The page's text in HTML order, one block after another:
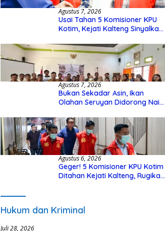
Agustus 7, 2026
Usai Tahan 5 Komisioner KPU
Kotim, Kejati Kalteng Sinyalkan
Hibah Rp40 Miliar
Agustus 7, 2026
Bukan Sekadar Asin, Ikan
Olahan Seruyan Didorong Naik
Agustus 6, 2026
Geger! 5 Komisioner KPU Kotim
Ditahan Kejati Kalteng, Rugikan
Hukum dan Kriminal
Juli 28, 2026